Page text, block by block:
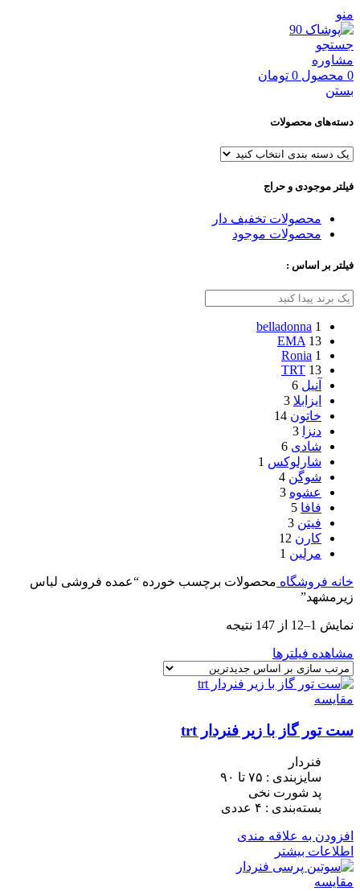
منو
جستجو
مشاوره
0 محصول 0 تومان
بستن
دسته‌های محصولات
فیلتر موجودی و حراج
محصولات تخفیف دار
محصولات موجود
فیلتر بر اساس :
belladonna 1
EMA 13
Ronia 1
TRT 13
آنیل 6
ایزابلا 3
خاتون 14
دنزا
3
شادی 6
شارلوکس 1
شوگن 4
عشوه 3
فافا 5
فیتن 3
کارن 12
مرلین 1
خانه فروشگاه محصولات برچسب خورده “عمده فروشی لباس
زیرمشهد”
نمایش 1–12 از 147 نتیجه
مشاهده فیلترها
مقایسه
ست تور گاز با زیر فنردار trt
فنردار
سایزبندی : ٧۵ تا ٩٠
پد شورت نخی
بسته‌بندی : ۴ عددی
افزودن به علاقه مندی
اطلاعات بیشتر
مقایسه